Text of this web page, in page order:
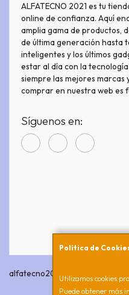
Política de
Utilizamos cookies
Puede obtener más
ALFATECNO 2021 es tu
online de confianza. Aquí
amplia gama de productos,
de última generación hasta
inteligentes y los últimos
estar al día con la
siempre las mejores marcas
comprar en nuestra web es
Síguenos en:
alfatecno2021.com © 2026